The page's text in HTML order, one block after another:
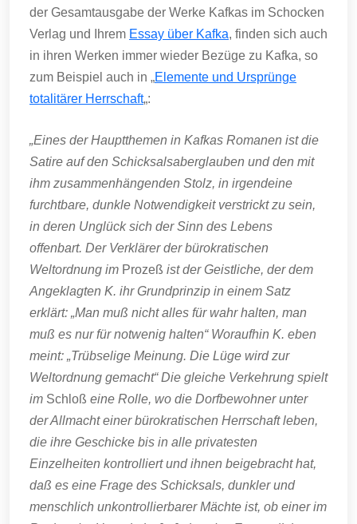
der Gesamtausgabe der Werke Kafkas im Schocken
Verlag und Ihrem Essay über Kafka, finden sich auch
in ihren Werken immer wieder Bezüge zu Kafka, so
zum Beispiel auch in „Elemente und Ursprünge
totalitärer Herrschaft„:
„Eines der Hauptthemen in Kafkas Romanen ist die
Satire auf den Schicksalsaberglauben und den mit
ihm zusammenhängenden Stolz, in irgendeine
furchtbare, dunkle Notwendigkeit verstrickt zu sein,
in deren Unglück sich der Sinn des Lebens
offenbart. Der Verklärer der bürokratischen
Weltordnung im Prozeß ist der Geistliche, der dem
Angeklagten K. ihr Grundprinzip in einem Satz
erklärt: „Man muß nicht alles für wahr halten, man
muß es nur für notwenig halten“ Woraufhin K. eben
meint: „Trübselige Meinung. Die Lüge wird zur
Weltordnung gemacht“ Die gleiche Verkehrung spielt
im Schloß eine Rolle, wo die Dorfbewohner unter
der Allmacht einer bürokratischen Herrschaft leben,
die ihre Geschicke bis in alle privatesten
Einzelheiten kontrolliert und ihnen beigebracht hat,
daß es eine Frage des Schicksals, dunkler und
menschlich unkontrollierbarer Mächte ist, ob einer im